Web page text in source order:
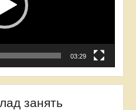
03:29
занять